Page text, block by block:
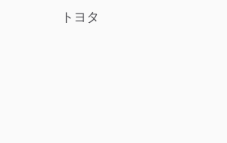
トヨタ